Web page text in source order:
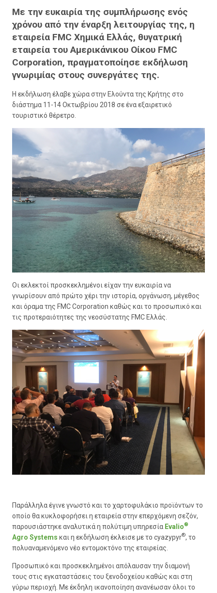
Με την ευκαιρία της συμπλήρωσης ενός
χρόνου από την έναρξη λειτουργίας της, η
εταιρεία FMC Χημικά Ελλάς, θυγατρική
εταιρεία του Αμερικάνικου Οίκου FMC
Corporation, πραγματοποίησε εκδήλωση
γνωριμίας στους συνεργάτες της.
Η εκδήλωση έλαβε χώρα στην Ελούντα της Κρήτης στο
διάστημα 11-14 Οκτωβρίου 2018 σε ένα εξαιρετικό
τουριστικό θέρετρο.
Οι εκλεκτοί προσκεκλημένοι είχαν την ευκαιρία να
γνωρίσουν από πρώτο χέρι την ιστορία, οργάνωση, μέγεθος
και όραμα της FMC Corporation καθώς και το προσωπικό και
τις προτεραιότητες της νεοσύστατης FMC Ελλάς.
Παράλληλα έγινε γνωστό και το χαρτοφυλάκιο προϊόντων το
οποίο θα κυκλοφορήσει η εταιρεία στην επερχόμενη σεζόν,
παρουσιάστηκε αναλυτικά η πολύτιμη υπηρεσία Evalio®
Agro Systems και η εκδήλωση έκλεισε με το cyazypyr®, το
πολυαναμενόμενο νέο εντομοκτόνο της εταιρείας.
Προσωπικό και προσκεκλημένοι απόλαυσαν την διαμονή
τους στις εγκαταστάσεις του ξενοδοχείου καθώς και στη
γύρω περιοχή. Με έκδηλη ικανοποίηση ανανέωσαν όλοι το